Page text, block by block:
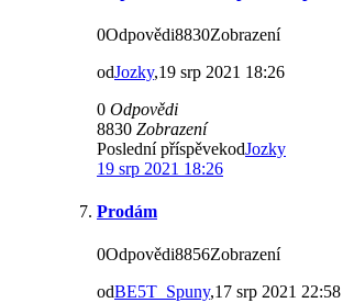
0Odpovědi8830Zobrazení
odJozky,19 srp 2021 18:26
0 Odpovědi
8830 Zobrazení
Poslední příspěvekodJozky
19 srp 2021 18:26
Prodám
0Odpovědi8856Zobrazení
odBE5T_Spuny,17 srp 2021 22:58